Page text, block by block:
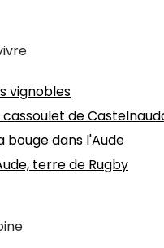
vignobles
cassoulet de
bouge dans l'Aude
terre de Rugby